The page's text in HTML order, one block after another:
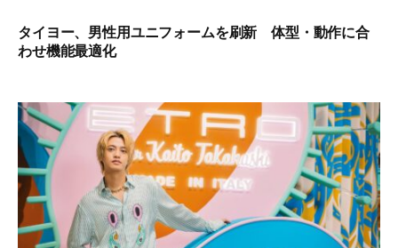
タイヨー、男性用ユニフォームを刷新 体型・動作に合
わせ機能最適化